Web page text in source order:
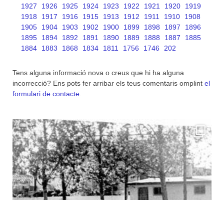
1927
1926 1925 1924 1923 1922 1921 1920
1919
1918
1917 1916 1915 1913 1912 1911 1910
1908
1905
1904 1903 1902 1900 1899 1898 1897
1896
1895
1894 1892 1891 1890 1889 1888 1887
1885
1884
1883 1868 1834 1811 1756 1746 202
Tens alguna informació nova o creus que hi ha alguna
incorrecció? Ens pots fer arribar els teus comentaris omplint el
formulari de contacte